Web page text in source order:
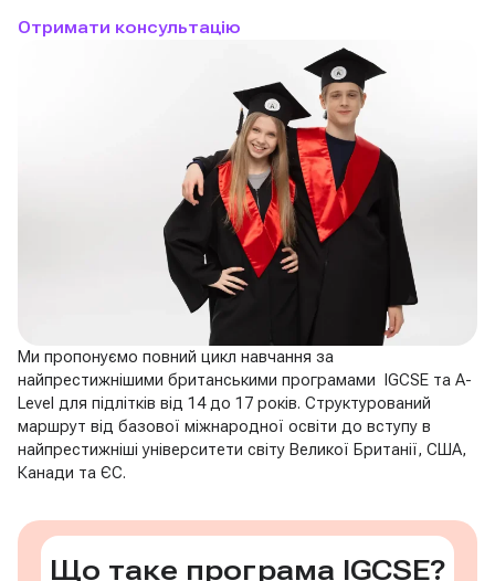
Отримати консультацію
Ми пропонуємо повний цикл навчання за
найпрестижнішими британськими програмами
IGCSE та A-
Level для підлітків від 14 до 17 років. Структурований
маршрут від базової міжнародної освіти до вступу в
найпрестижніші університети світу Великої Британії, США,
Канади та ЄС.
Що таке програма IGCSE?